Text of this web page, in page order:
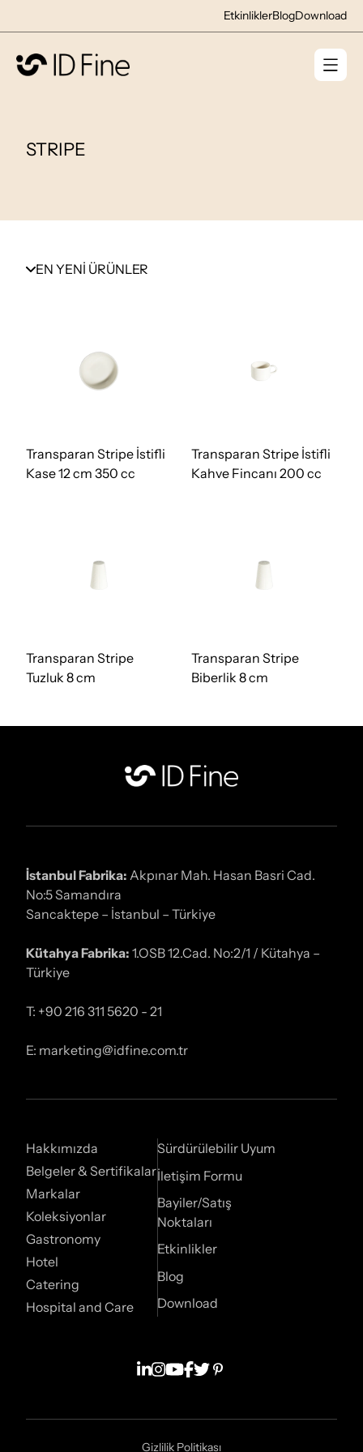
EtkinliklerBlogDownload
STRIPE
EN YENİ ÜRÜNLER
Transparan Stripe İstifli
Kase 12 cm 350 cc
Transparan Stripe İstifli
Kahve Fincanı 200 cc
Transparan Stripe
Tuzluk 8 cm
Transparan Stripe
Biberlik 8 cm
İstanbul Fabrika: Akpınar Mah. Hasan Basri Cad.
No:5 Samandıra
Sancaktepe – İstanbul – Türkiye
Kütahya Fabrika: 1.OSB 12.Cad. No:2/1 / Kütahya –
Türkiye
T: +90 216 311 5620 - 21
E: marketing@idfine.com.tr
Hakkımızda
Belgeler & Sertifikalar
Markalar
Koleksiyonlar
Gastronomy
Hotel
Catering
Hospital and Care
Sürdürülebilir Uyum
İletişim Formu
Bayiler/Satış
Noktaları
Etkinlikler
Blog
Download
Gizlilik Politikası